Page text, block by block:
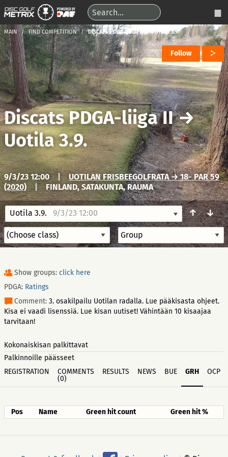
MAIN FIND COMPETITION DISCATS PDGA-LIIGA II → UOTILA 3.9.
Follow
Discats PDGA-liiga II→
Uotila 3.9.
9/3/23 12:00 |
UOTILAN FRISBEEGOLFRATA → 18- PAR 59
(2020)
| FINLAND, SATAKUNTA, RAUMA
Uotila 3.9. 9/3/23 12:00 ↑ ↓
Show groups: click here
PDGA: Ratings
Comment: 3. osakilpailu Uotilan radalla. Lue pääkisasta ohjeet.
Kisa ei vaadi lisenssiä. Lue kisan uutiset! Vähintään 10 kisaajaa
tarvitaan!
Kokonaiskisan palkittavat
Palkinnoille päässeet
REGISTRATION
COMMENTS
(0)
RESULTS NEWS BUE GRH OCP
Pos Name Green hit count Green hit %